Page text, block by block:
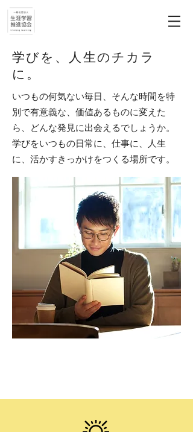
学びを、人生のチカラ
に。
いつもの何気ない毎日、そんな時間を特
別で有意義な、価値あるものに変えた
ら、どんな発見に出会えるでしょうか。
学びをいつもの日常に、仕事に、人生
に、活かすきっかけをつくる場所です。